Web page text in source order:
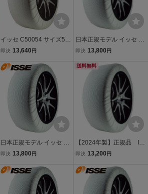
イッセ C50054 サイズ54
ISSE スノーソックス(布
ー チェーン規制適合 [代
引・ゆっくり払い不可]84
12418002552
即決 13,640 円
日本正規モデル イッセ ス
ノーソックス 布製タイヤ
70 265/35R22 22インチ
即決 13,800 円
日本正規モデル イッセ ス
ノーソックス 布製タイヤ
70 265/35R21 21インチ
即決 13,800 円
送料無料
【2024年製】正規品 IS
SE SAFETY スノーソック
布製タイヤチェーン
即決 13,200 円